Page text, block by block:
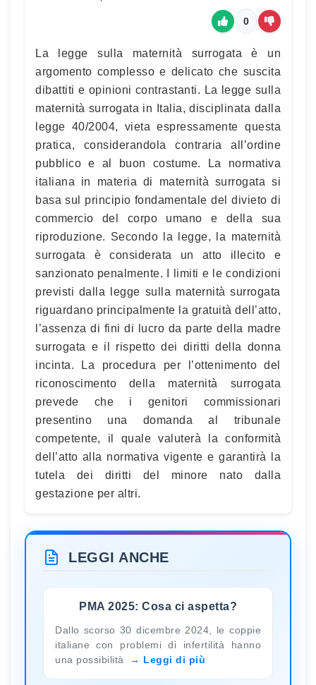
0
La legge sulla maternità surrogata è un
argomento complesso e delicato che suscita
dibattiti e opinioni contrastanti. La legge sulla
maternità surrogata in Italia, disciplinata dalla
legge 40/2004, vieta espressamente questa
pratica, considerandola contraria all’ordine
pubblico e al buon costume. La normativa
italiana in materia di maternità surrogata si
basa sul principio fondamentale del divieto di
commercio del corpo umano e della sua
riproduzione. Secondo la legge, la maternità
surrogata è considerata un atto illecito e
sanzionato penalmente. I limiti e le condizioni
previsti dalla legge sulla maternità surrogata
riguardano principalmente la gratuità dell’atto,
l’assenza di fini di lucro da parte della madre
surrogata e il rispetto dei diritti della donna
incinta. La procedura per l’ottenimento del
riconoscimento della maternità surrogata
prevede che i genitori commissionari
presentino una domanda al tribunale
competente, il quale valuterà la conformità
dell’atto alla normativa vigente e garantirà la
tutela dei diritti del minore nato dalla
gestazione per altri.
LEGGI ANCHE
PMA 2025: Cosa ci aspetta?
Dallo scorso 30 dicembre 2024, le coppie
italiane con problemi di infertilità hanno
una possibilità
Leggi di più